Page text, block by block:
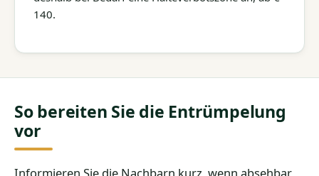
140.
So bereiten Sie die Entrümpelung
vor